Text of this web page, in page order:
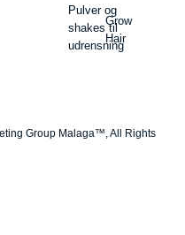
Pulver og
shakes til
udrensning
Grow
Hair
Group Malaga™, All Rights